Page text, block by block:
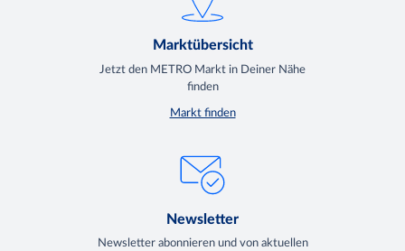
Marktübersicht
Jetzt den METRO Markt in Deiner Nähe
finden
Markt finden
Newsletter
Newsletter abonnieren und von aktuellen